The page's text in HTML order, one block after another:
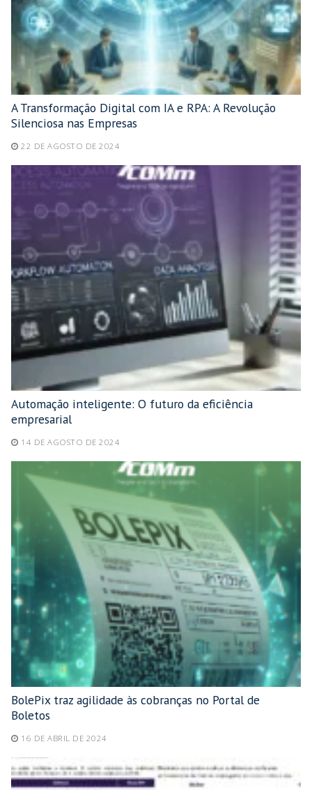
A Transformação Digital com IA e RPA: A Revolução
Silenciosa nas Empresas
22 DE AGOSTO DE 2024
Automação inteligente: O futuro da eficiência
empresarial
14 DE AGOSTO DE 2024
BolePix traz agilidade às cobranças no Portal de
Boletos
16 DE ABRIL DE 2024